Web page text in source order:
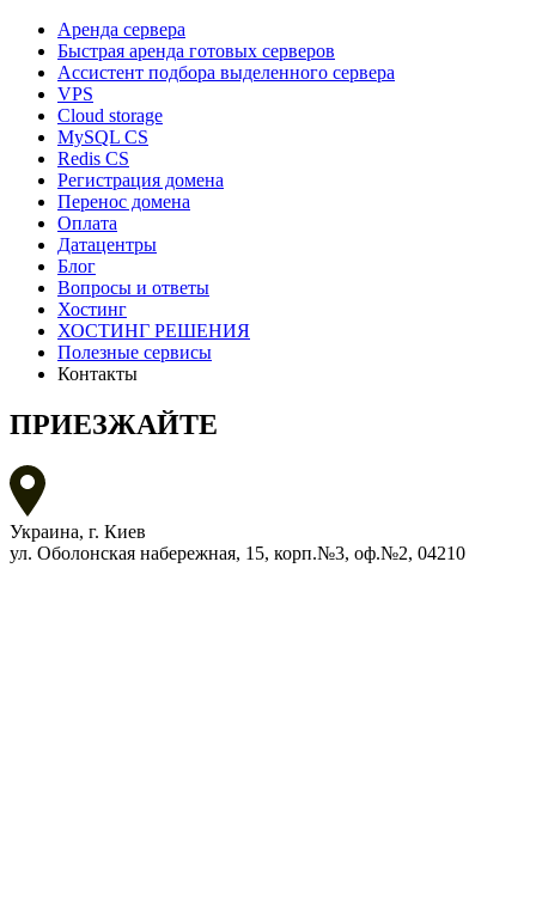
Аренда сервера
Быстрая аренда готовых серверов
Ассистент подбора выделенного сервера
VPS
Cloud storage
MySQL CS
Redis CS
Регистрация домена
Перенос домена
Оплата
Датацентры
Блог
Вопросы и ответы
Хостинг
ХОСТИНГ РЕШЕНИЯ
Полезные сервисы
Контакты
ПРИЕЗЖАЙТЕ
Украина, г. Киев
ул. Оболонская набережная, 15, корп.№3, оф.№2, 04210